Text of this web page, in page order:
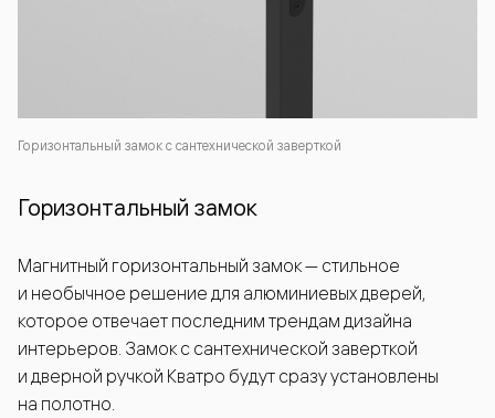
Горизонтальный замок с сантехнической заверткой
Горизонтальный замок
Магнитный горизонтальный замок — стильное
и необычное решение для алюминиевых дверей,
которое отвечает последним трендам дизайна
интерьеров. Замок с сантехнической заверткой
и дверной ручкой Кватро будут сразу установлены
на полотно.